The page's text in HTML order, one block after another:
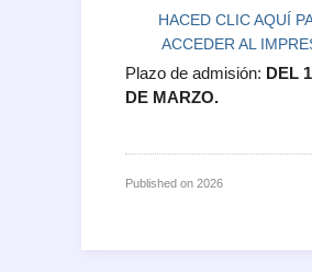
HACED CLIC AQUÍ
ACCEDER AL
Plazo de admisión: DEL
DE MARZO.
Published on 2026